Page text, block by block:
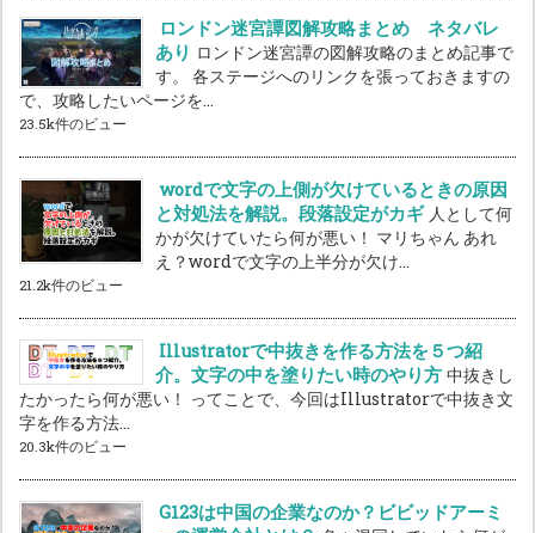
ロンドン迷宮譚図解攻略まとめ ネタバレ
あり ロンドン迷宮譚の図解攻略のまとめ記事で
す。 各ステージへのリンクを張っておきますの
で、攻略したいページを...
23.5k件のビュー
wordで文字の上側が欠けているときの原因
と対処法を解説。段落設定がカギ 人として何
かが欠けていたら何が悪い！ マリちゃん あれ
え？wordで文字の上半分が欠け...
21.2k件のビュー
Illustratorで中抜きを作る方法を５つ紹
介。文字の中を塗りたい時のやり方 中抜きし
たかったら何が悪い！ ってことで、今回はIllustratorで中抜き文
字を作る方法...
20.3k件のビュー
G123は中国の企業なのか？ビビッドアーミ